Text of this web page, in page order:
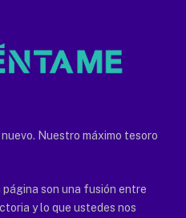
Nuestro máximo tesoro
son una fusión entre
y lo que ustedes nos